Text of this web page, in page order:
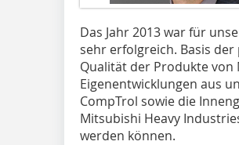
Das Jahr 2013 war für
sehr erfolgreich. Basis
Qualität der Produkte
Eigenentwicklungen aus
CompTrol sowie die
Mitsubishi Heavy
werden können.